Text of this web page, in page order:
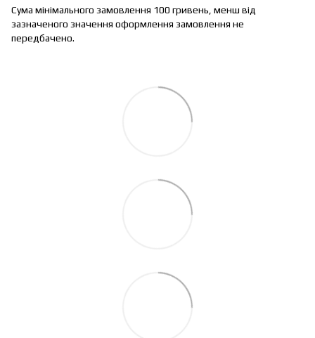
Сума мінімального замовлення 100 гривень, менш від
зазначеного значення оформлення замовлення не
передбачено.